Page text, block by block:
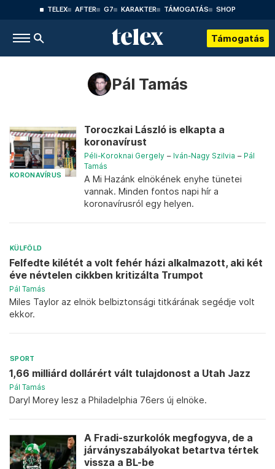
TELEX AFTER G7 KARAKTER TÁMOGATÁS SHOP
Támogatás
Pál Tamás
KORONAVÍRUS
Toroczkai László is elkapta a
koronavírust
Péli-Koroknai Gergely – Iván-Nagy Szilvia – Pál
Tamás
A Mi Hazánk elnökének enyhe tünetei
vannak. Minden fontos napi hír a
koronavírusról egy helyen.
KÜLFÖLD
Felfedte kilétét a volt fehér házi alkalmazott, aki két
éve névtelen cikkben kritizálta Trumpot
Pál Tamás
Miles Taylor az elnök belbiztonsági titkárának segédje volt
ekkor.
SPORT
1,66 milliárd dollárért vált tulajdonost a Utah Jazz
Pál Tamás
Daryl Morey lesz a Philadelphia 76ers új elnöke.
A Fradi-szurkolók megfogyva, de a
járványszabályokat betartva tértek
vissza a BL-be